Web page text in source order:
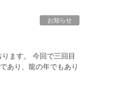
お知らせ
ます。 今回で三回目
あり、龍の年でもあり